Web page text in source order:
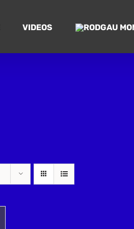
VIDEOS